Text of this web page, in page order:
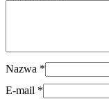
Nazwa *
E-mail *